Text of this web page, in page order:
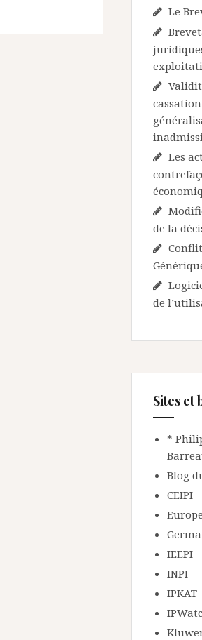
Le
Les
de la
de
Sites et
*
Blog
CEIPI
IEEPI
INPI
IPKAT